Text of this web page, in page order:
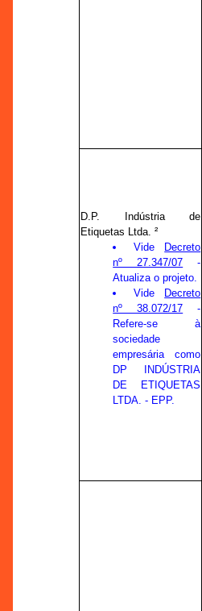
D.P. Indústria de
Etiquetas Ltda. ²
Vide
Decreto
nº 27.347/07 -
Atualiza o projeto.
Vide
Decreto
nº 38.072/17 -
Refere-se à
sociedade
empresária como
DP INDÚSTRIA
DE ETIQUETAS
LTDA. - EPP.